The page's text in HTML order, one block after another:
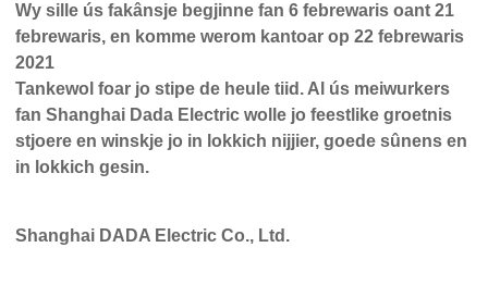
Wy sille ús fakânsje begjinne fan 6 febrewaris oant 21
febrewaris, en komme werom kantoar op 22 febrewaris
2021
Tankewol foar jo stipe de heule tiid. Al ús meiwurkers
fan Shanghai Dada Electric wolle jo feestlike groetnis
stjoere en winskje jo in lokkich nijjier, goede sûnens en
in lokkich gesin.
Shanghai DADA Electric Co., Ltd.